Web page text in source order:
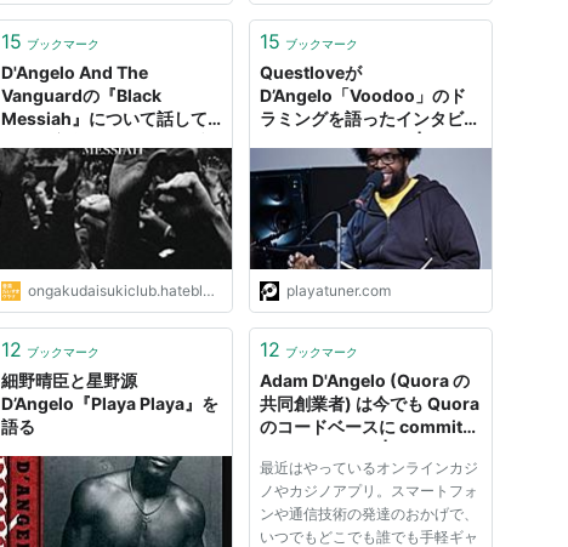
ブルックリンで行なわれた。ホス
ルソン・ジョ...
15 ブックマーク
D'Angelo And The
Vanguardの『Black
Messiah』について話して
ongakudaisukiclub.hateblo.jp
15 ブックマーク
Questloveが
D’Angelo「Voodoo」のド
ラミングを語ったインタビュ
Playatuner
playatuner.com
12 ブックマーク
細野晴臣と星野源
D’Angelo『Playa Playa』を
語る
12 ブックマーク
Adam D'Angelo (Quora の
共同創業者) は今でも Quora
のコードベースに commit
最近はやっているオンラインカジ
ノやカジノアプリ。スマートフォ
ンや通信技術の発達のおかげで、
いつでもどこでも誰でも手軽ギャ